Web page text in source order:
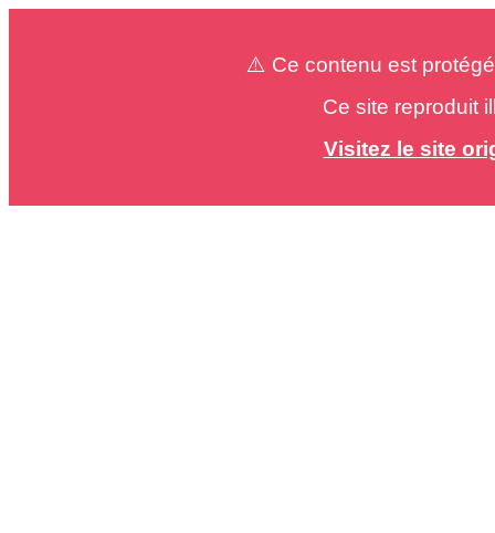
⚠️ Ce contenu est
Ce site reproduit
Visitez le site